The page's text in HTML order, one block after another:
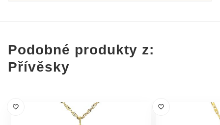
Podobné produkty z:
Přívěsky